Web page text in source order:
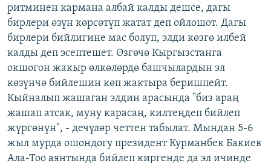
ритминен кармана албай калды дешсе, дагы
бирлери өзүн көрсөтүп жатат деп ойлошот. Дагы
бирлери бийлигине мас болуп, элди көзгө илбей
калды деп эсептешет. Өзгөчө Кыргызстанга
окшогон жакыр өлкөлөрдө башчылардын эл
көзүнчө бийлешин көп жактыра беришпейт.
Кыйналып жашаган элдин арасында "биз араң
жашап атсак, муну карасаң, килтеңдеп бийлеп
жүргөнүн", - дечүлөр четтен табылат. Мындан 5-6
жыл мурда ошондогу президент Курманбек Бакиев
Ала-Тоо аянтында бийлеп киргенде да эл ичинде